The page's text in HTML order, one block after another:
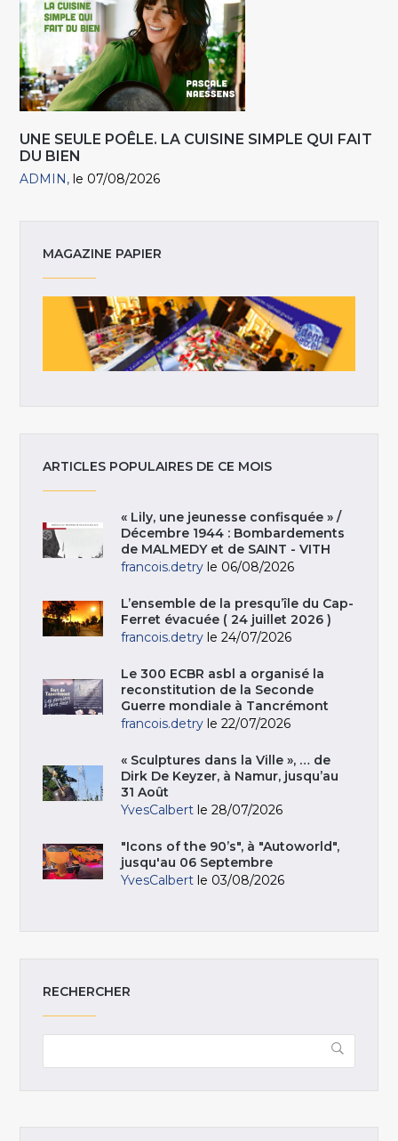
UNE SEULE POÊLE. LA CUISINE SIMPLE QUI FAIT
DU BIEN
ADMIN le 07/08/2026
MAGAZINE PAPIER
ARTICLES POPULAIRES DE CE MOIS
« Lily, une jeunesse confisquée » /
Décembre 1944 : Bombardements
de MALMEDY et de SAINT - VITH
francois.detry le 06/08/2026
L’ensemble de la presqu’île du Cap-
Ferret évacuée ( 24 juillet 2026 )
francois.detry le 24/07/2026
Le 300 ECBR asbl a organisé la
reconstitution de la Seconde
Guerre mondiale à Tancrémont
francois.detry le 22/07/2026
« Sculptures dans la Ville », … de
Dirk De Keyzer, à Namur, jusqu’au
31 Août
YvesCalbert le 28/07/2026
"Icons of the 90’s", à "Autoworld",
jusqu'au 06 Septembre
YvesCalbert le 03/08/2026
RECHERCHER